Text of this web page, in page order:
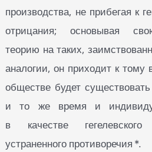
производства, не прибегая к
отрицания; основывая
теорию на таких,
аналогии, он приходит к
обществе будет
и то же время и
в качестве
устраненного противоречия *.